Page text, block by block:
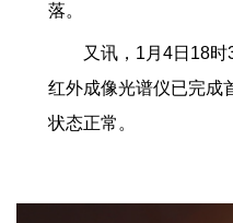
落。
又讯， 1 月4日 18时
红外成像光谱仪已完成
状态正常。